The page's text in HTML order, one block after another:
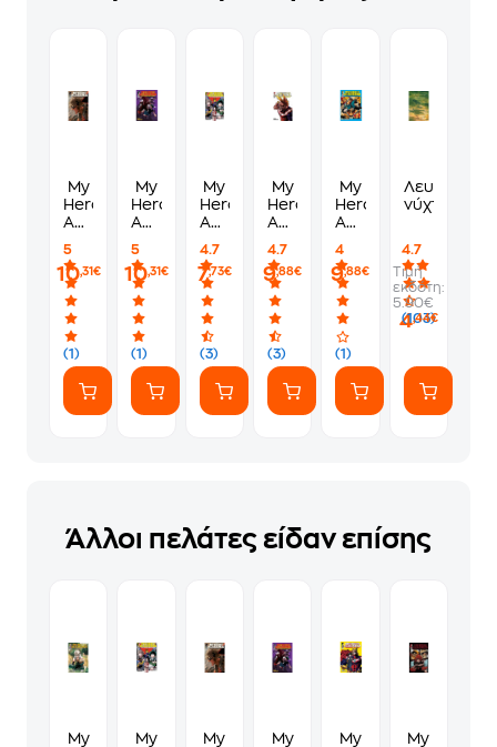
My
Hero
Academia,
5
(1)
10,31€
My
Hero
Academia,
5
(1)
10,31€
My
Hero
Academia,
8
4.7
(3)
7,73€
My
Hero
Academia,
11
4.7
(3)
9,88€
My
Hero
Academia,
12
4
(1)
9,88€
Λευκές
νύχτες
4.7
(103)
Τιμή
εκδότη:
5.90€
4,44€
Άλλοι πελάτες είδαν επίσης
My
My
My
My
My
My